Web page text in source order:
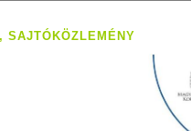
SAJTÓKÖZLEMÉNY